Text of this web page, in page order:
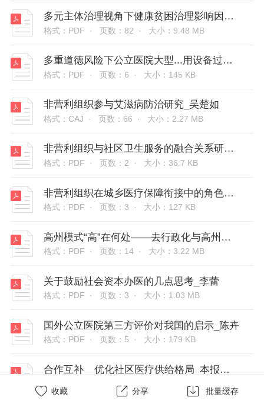
多元主体治理视角下健康贫困治理影响因素研究_钱毅兰
格式：PDF · 页数：82 · 大小：9.48 MB
多重道德风险下公立医院大型...用设备过度投资形成动因分析_朱俊利
格式：PDF · 页数：6 · 大小：145 KB
非营利组织参与艾滋病防治研究_吴楚如
格式：CAJ · 页数：66 · 大小：2.27 MB
非营利组织与社区卫生服务的融合关系研究_张莹
格式：PDF · 页数：2 · 大小：36.7 KB
非营利组织在城乡医疗保障衔接中的角色定位_钟起万
格式：PDF · 页数：3 · 大小：127 KB
高州模式“高”在何处——去行政化与高州模式的可复制性_中国经济体制改革研究会公共政策研究中心医改课题组
格式：PDF · 页数：14 · 大小：3.22 MB
关于鼓励社会资本办医的几点思考_李蕾
格式：PDF · 页数：3 · 大小：1.03 MB
国外公立医院第三方评价对我国的启示_陈卉
格式：PDF · 页数：5 · 大小：179 KB
合作互补__优化社区医疗供给格局_本报记者__闫勇
页数：2 · 大小：55.9 KB
 收藏  分享  批量缓存